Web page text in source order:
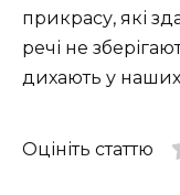
прикрасу, які
речі не
дихають у наших
Оцініть статтю